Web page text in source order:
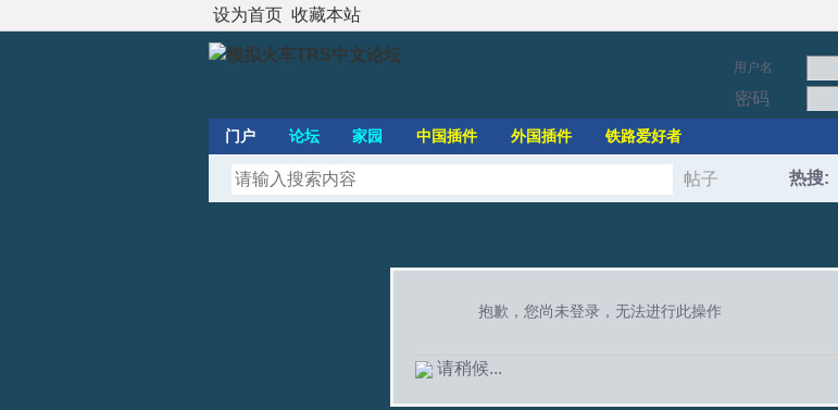
设为首页 收藏本站
用户名
密码
门户 论坛 家园 中国插件 外国插件 铁路爱好者
帖子
热搜:
抱歉，您尚未登录，无法进行此操作
请稍候...